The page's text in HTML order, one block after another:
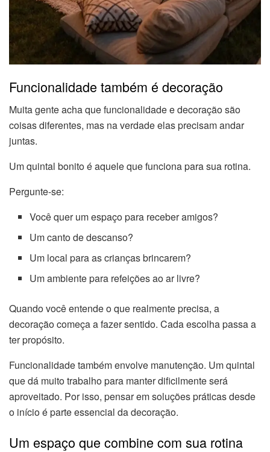
Funcionalidade também é decoração
Muita gente acha que funcionalidade e decoração são
coisas diferentes, mas na verdade elas precisam andar
juntas.
Um quintal bonito é aquele que funciona para sua rotina.
Pergunte-se:
Você quer um espaço para receber amigos?
Um canto de descanso?
Um local para as crianças brincarem?
Um ambiente para refeições ao ar livre?
Quando você entende o que realmente precisa, a
decoração começa a fazer sentido. Cada escolha passa a
ter propósito.
Funcionalidade também envolve manutenção. Um quintal
que dá muito trabalho para manter dificilmente será
aproveitado. Por isso, pensar em soluções práticas desde
o início é parte essencial da decoração.
Um espaço que combine com sua rotina